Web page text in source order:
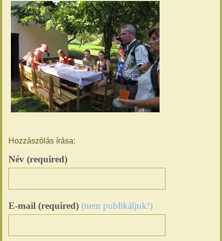
Hozzászólás írása:
Név (required)
E-mail (required) (nem publikáljuk!)